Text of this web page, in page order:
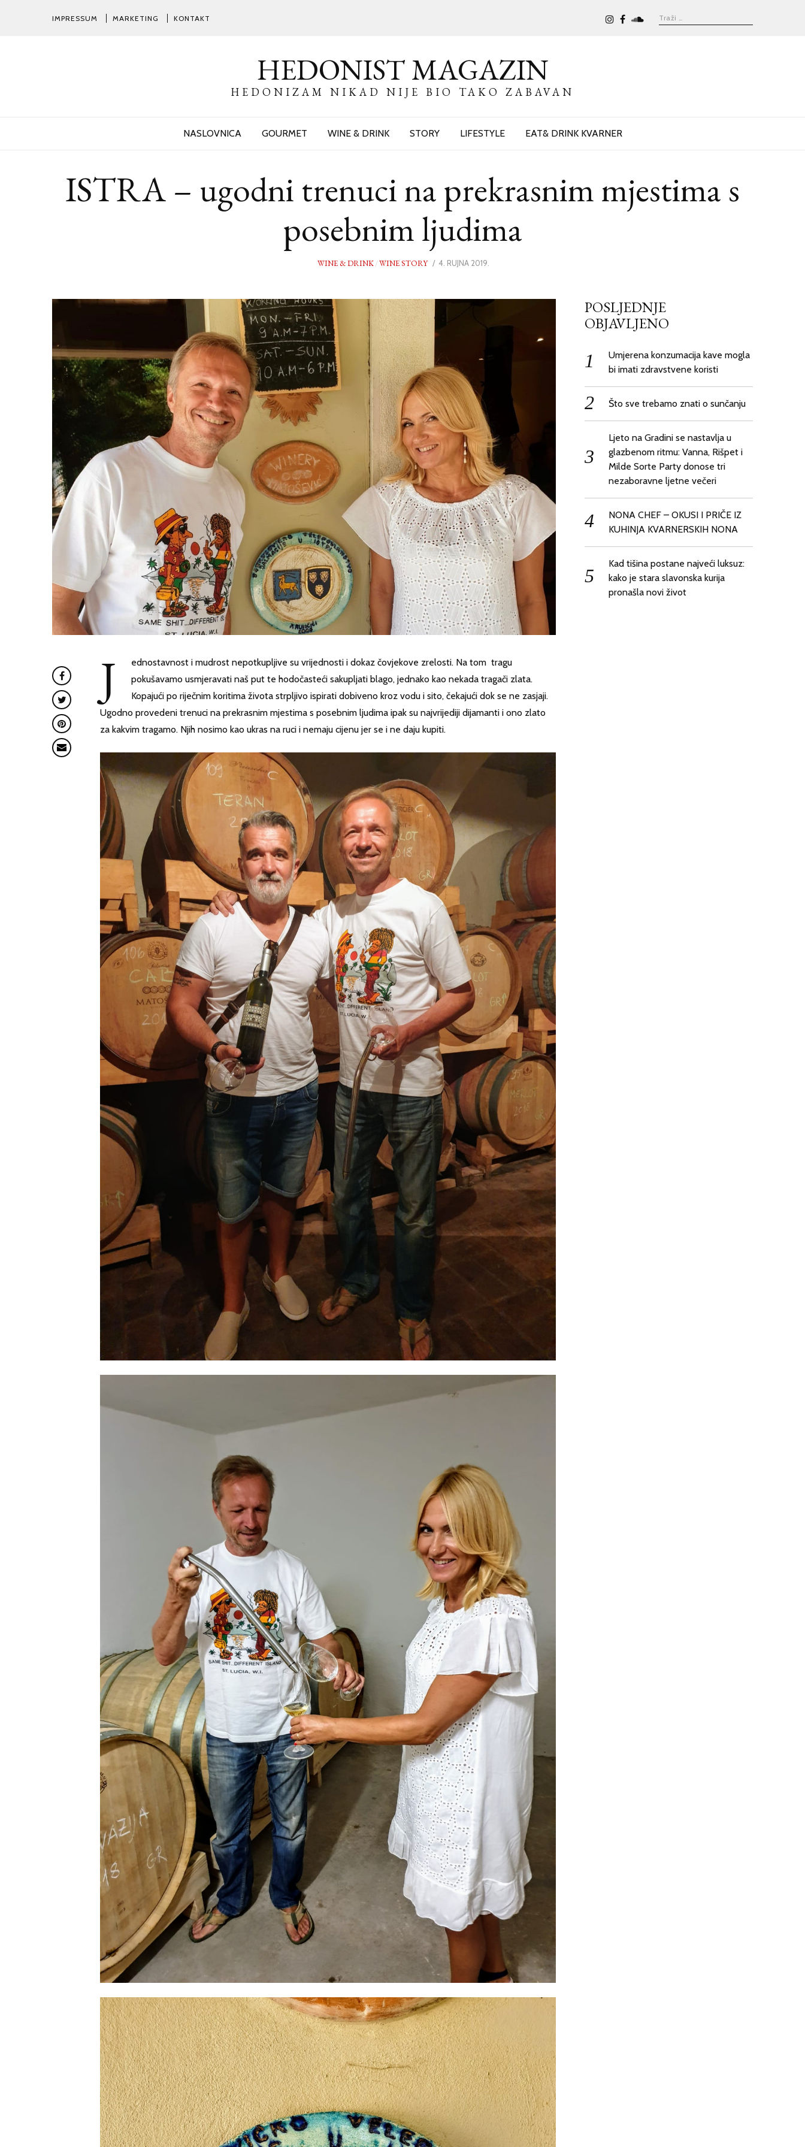
IMPRESSUM MARKETING KONTAKT
HEDONIST MAGAZIN
HEDONIZAM NIKAD NIJE BIO TAKO ZABAVAN
NASLOVNICA GOURMET WINE & DRINK STORY LIFESTYLE EAT& DRINK KVARNER
ISTRA – ugodni trenuci na prekrasnim mjestima s
posebnim ljudima
WINE & DRINK /WINE STORY
POSTED
4. RUJNA 2019.
J
ednostavnost i mudrost nepotkupljive su vrijednosti i dokaz čovjekove zrelosti. Na tom tragu
pokušavamo usmjeravati naš put te hodočasteći sakupljati blago, jednako kao nekada tragači zlata.
Kopajući po riječnim koritima života strpljivo ispirati dobiveno kroz vodu i sito, čekajući dok se ne zasjaji.
Ugodno provedeni trenuci na prekrasnim mjestima s posebnim ljudima ipak su najvrijediji dijamanti i ono zlato
za kakvim tragamo. Njih nosimo kao ukras na ruci i nemaju cijenu jer se i ne daju kupiti.
POSLJEDNJE
OBJAVLJENO
Umjerena konzumacija kave mogla
bi imati zdravstvene koristi
Što sve trebamo znati o sunčanju
Ljeto na Gradini se nastavlja u
glazbenom ritmu: Vanna, Rišpet i
Milde Sorte Party donose tri
nezaboravne ljetne večeri
NONA CHEF – OKUSI I PRIČE IZ
KUHINJA KVARNERSKIH NONA
Kad tišina postane najveći luksuz:
kako je stara slavonska kurija
pronašla novi život